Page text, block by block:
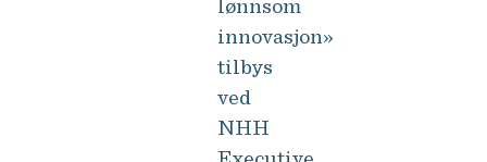
lønnsom
innovasjon»
tilbys
ved
NHH